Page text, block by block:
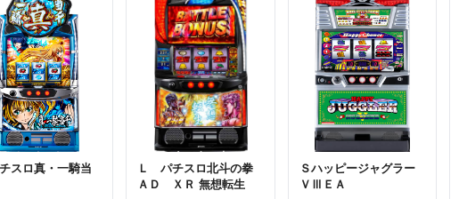
スロ真・一騎当
Ｌ パチスロ北斗の拳
ＡＤ ＸＲ 無想転生
Ｓハッピージャグラー
ＶⅢＥＡ